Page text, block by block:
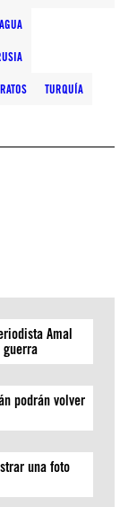
TURQUÍA
Amal
podrán volver
una foto